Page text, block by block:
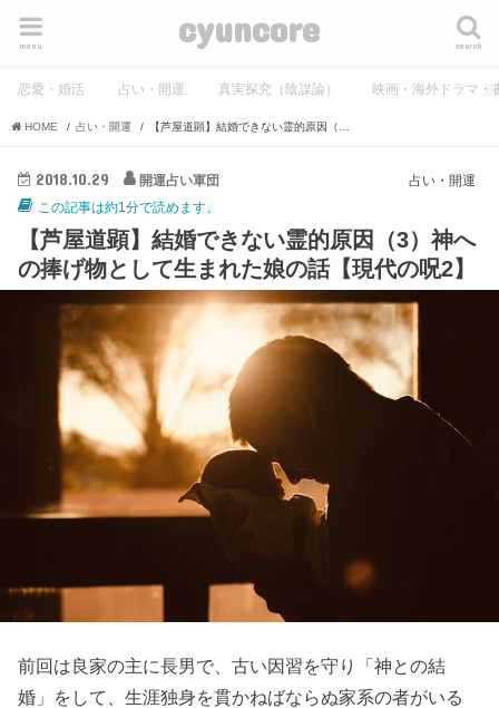
cyuncore search
menu
恋愛・婚活 占い・開運 真実探究（陰謀論） 映画・海外ドラマ・
HOME 占い・開運
占い・開運
2018.10.29
開運占い軍団
この記事は約1分で読めます。
【芦屋道顕】結婚できない霊的原因（3）神へ
の捧げ物として生まれた娘の話【現代の呪2】
前回は良家の主に長男で、古い因習を守り「神との結
婚」をして、生涯独身を貫かねばならぬ家系の者がいる